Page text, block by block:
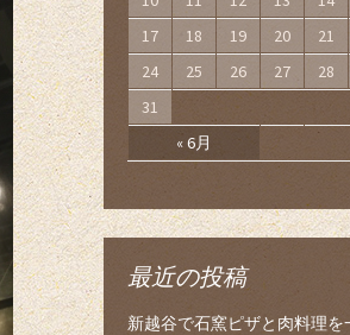
« 6月
17
18 19 20 21
24
25 26 27 28
31
最近の投稿
新越谷で石窯ピザと肉料理を